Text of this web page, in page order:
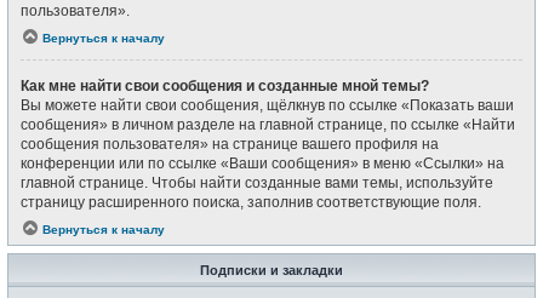
пользователя».
Вернуться к началу
Как мне найти свои сообщения и созданные мной темы?
Вы можете найти свои сообщения, щёлкнув по ссылке «Показать ваши
сообщения» в личном разделе на главной странице, по ссылке «Найти
сообщения пользователя» на странице вашего профиля на
конференции или по ссылке «Ваши сообщения» в меню «Ссылки» на
главной странице. Чтобы найти созданные вами темы, используйте
страницу расширенного поиска, заполнив соответствующие поля.
Вернуться к началу
Подписки и закладки